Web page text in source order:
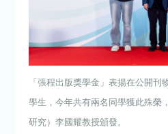
「張程出版獎學金」表揚在公開刊
學生，今年共有兩名同學獲此殊榮
研究）李國耀教授頒發。